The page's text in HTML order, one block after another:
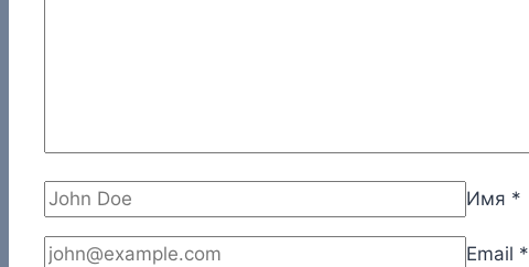
Имя *
Email *